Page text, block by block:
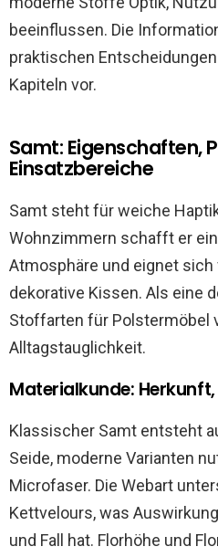
beeinflussen. Die
praktischen
Kapiteln vor.
Samt: Eigenschaften,
Einsatzbereiche
Samt steht für weiche
Wohnzimmern schafft er
Atmosphäre und eignet sich
dekorative Kissen. Als eine
Stoffarten für Polstermöbel
Alltagstauglichkeit.
Materialkunde:
Klassischer Samt entsteht
Seide, moderne Varianten
Microfaser. Die Webart
Kettvelours, was
und Fall hat. Florhöhe und